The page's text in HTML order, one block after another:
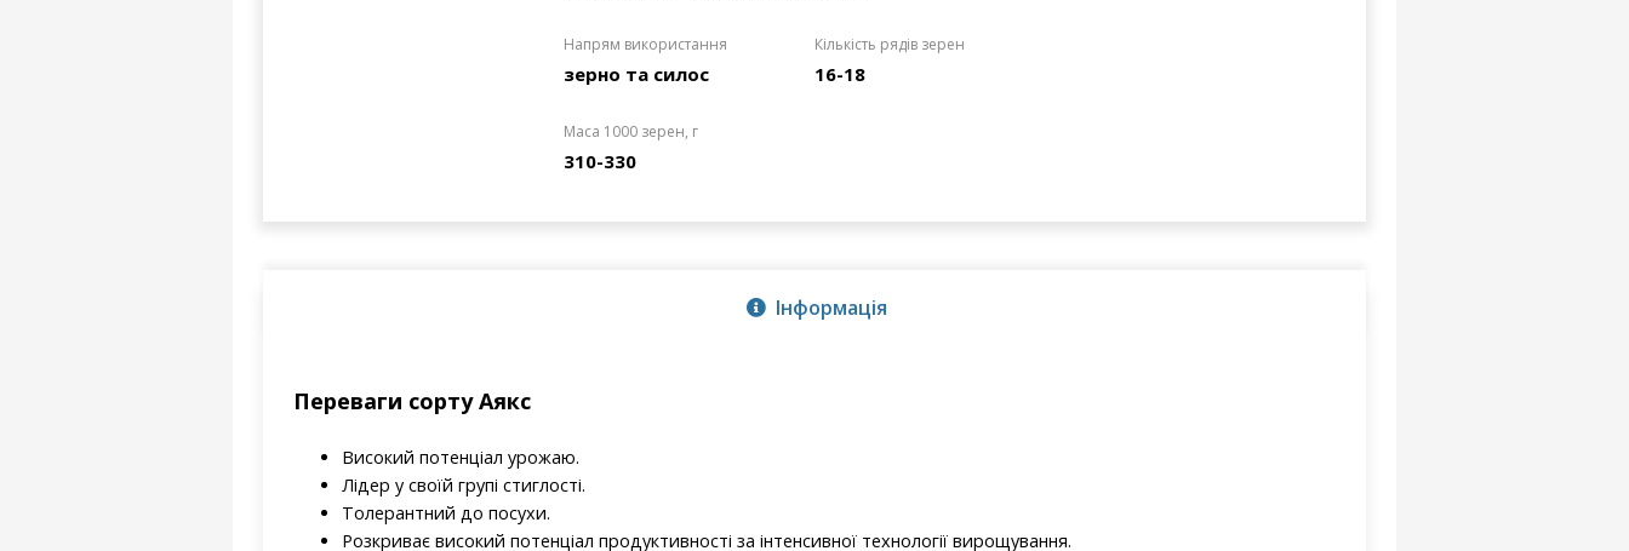
Напрям використання
зерно та силос
Кількість рядів зерен
16-18
Маса 1000 зерен, г
310-330
Інформація
Переваги сорту Аякс
Високий потенціал урожаю.
Лідер у своїй групі стиглості.
Толерантний до посухи.
Розкриває високий потенціал продуктивності за інтенсивної технології вирощування.